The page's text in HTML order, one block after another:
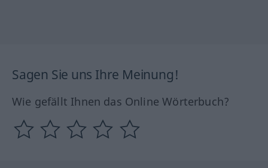
Sagen Sie uns Ihre Meinung!
Wie gefällt Ihnen das Online Wörterbuch?